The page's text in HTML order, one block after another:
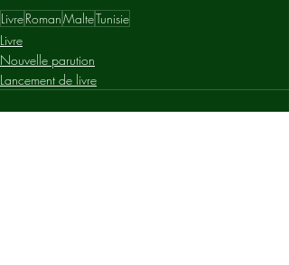
LivreRomanMalteTunisie
Livre
Nouvelle parution
Lancement de livre